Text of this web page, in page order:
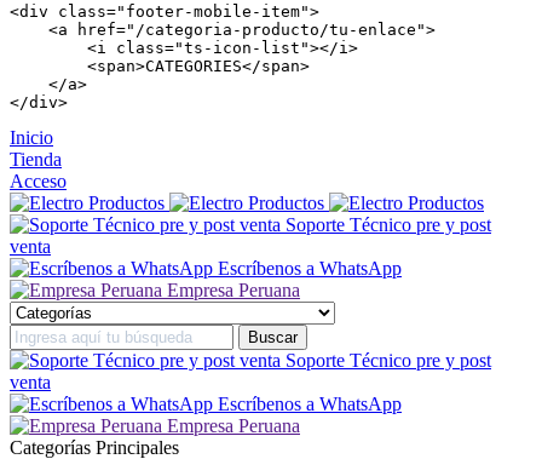
<div class="footer-mobile-item">
    <
a href="/categoria-producto/tu-enlace">
        <
i class="ts-icon-list"></i >
        <
span>CATEGORIES</span>
    </
a>
</div>
Inicio
Tienda
Acceso
Soporte Técnico pre y post
venta
Escríbenos a WhatsApp
Empresa Peruana
Soporte Técnico pre y post
venta
Escríbenos a WhatsApp
Empresa Peruana
Categorías Principales